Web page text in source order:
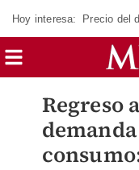
Hoy interesa: Precio del
Regreso